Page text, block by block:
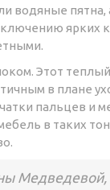
водяные пятна,
ярких
Этот
в плане
пальцев и
в таких
Медведевой,